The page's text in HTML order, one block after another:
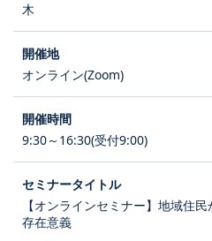
木
オンライン(Zoom)
9:30～16:30(受付9:00)
【オンラインセミナー】地域住
存在意義